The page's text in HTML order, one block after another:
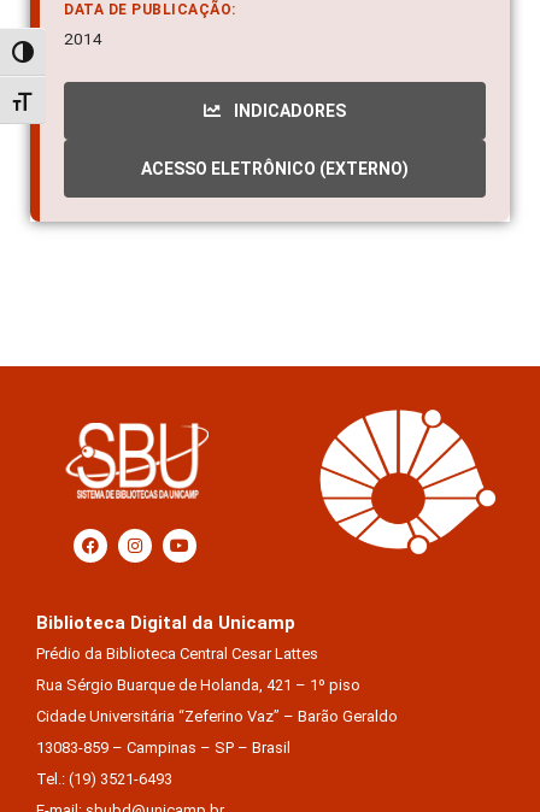
Alternar alto contraste
Alternar tamanho da fonte
DATA DE PUBLICAÇÃO:
2014
INDICADORES
ACESSO ELETRÔNICO (EXTERNO)
Biblioteca Digital da Unicamp
Prédio da Biblioteca Central Cesar Lattes
Rua Sérgio Buarque de Holanda, 421 – 1º piso
Cidade Universitária “Zeferino Vaz” – Barão Geraldo
13083-859 – Campinas – SP – Brasil
Tel.: (19) 3521-6493